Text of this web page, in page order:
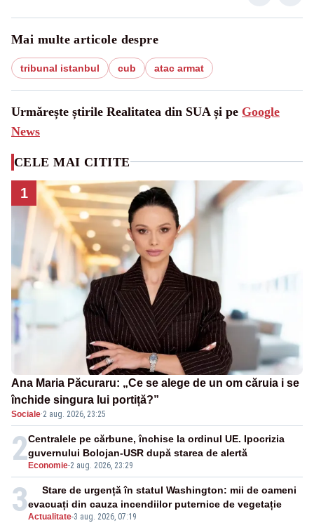
Mai multe articole despre
tribunal istanbul cub atac armat
Urmărește știrile Realitatea din SUA și pe Google
News
CELE MAI CITITE
1
Ana Maria Păcuraru: „Ce se alege de un om căruia i se
închide singura lui portiță?”
Sociale·2 aug. 2026, 23:25
2 Economie-2 aug. 2026, 23:29
Centralele pe cărbune, închise la ordinul UE. Ipocrizia
guvernului Bolojan-USR după starea de alertă
3Actualitate-3 aug. 2026, 07:19
Stare de urgență în statul Washington: mii de oameni
evacuați din cauza incendiilor puternice de vegetație